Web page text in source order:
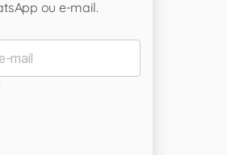
ou e-mail.